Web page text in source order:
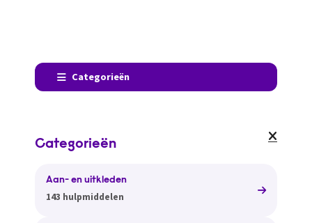
Categorieën
Categorieën
Aan- en uitkleden
143 hulpmiddelen